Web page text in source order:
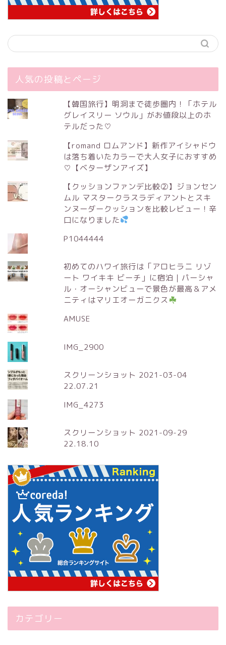
人気の投稿とページ
【韓国旅行】明洞まで徒歩圏内！「ホテル
グレイスリー ソウル」がお値段以上のホ
テルだった♡
【romand ロムアンド】新作アイシャドウ
は落ち着いたカラーで大人女子におすすめ
♡【ベターザンアイズ】
【クッションファンデ比較②】ジョンセン
ムル マスタークラスラディアントとスキ
ンヌーダークッションを比較レビュー！辛
口になりました
P1044444
初めてのハワイ旅行は「アロヒラニ リゾ
ート ワイキキ ビーチ」に宿泊｜パーシャ
ル・オーシャンビューで景色が最高＆アメ
ニティはマリエオーガニクス
AMUSE
IMG_2900
スクリーンショット 2021-03-04
22.07.21
IMG_4273
スクリーンショット 2021-09-29
22.18.10
カテゴリー